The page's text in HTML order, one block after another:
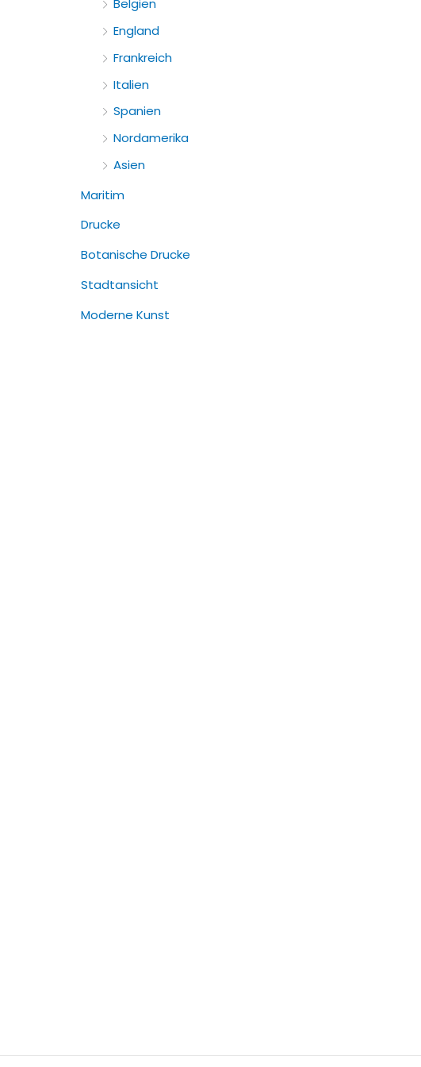
Belgien
England
Frankreich
Italien
Spanien
Nordamerika
Asien
Maritim
Drucke
Botanische Drucke
Stadtansicht
Moderne Kunst